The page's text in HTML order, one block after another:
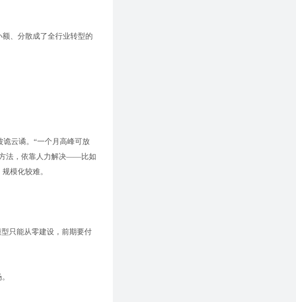
、分散成了全行业转型的
诡云谲。“一个月高峰可放
方法，依靠人力解决——比如
模化较难。
只能从零建设，前期要付